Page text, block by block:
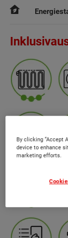
By clicking “Accept
device to enhance
marketing efforts.